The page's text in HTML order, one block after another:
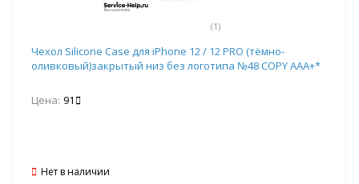
(1)
Чехол Silicone Case для iPhone 12 / 12 PRO (тёмно-
оливковый)закрытый низ без логотипа №48 COPY AAA+*
Цена: 91
Нет в наличии